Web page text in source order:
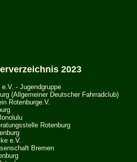
2023
- Jugendgruppe
(Allgemeiner Deutscher Fahrradclub)
Rotenburge.V.
Rotenburg
e.V.
Bremen